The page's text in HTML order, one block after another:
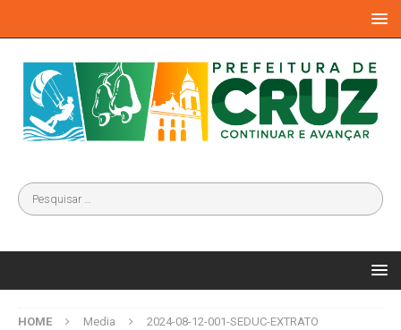
HOME Media 2024-08-12-001-SEDUC-EXTRATO